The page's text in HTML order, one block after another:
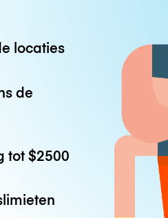
locaties
de
tot$2500